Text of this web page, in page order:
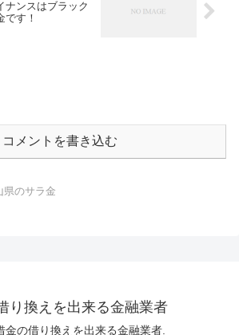
ナンスはブラック
です！
コメントを書き込む
県のサラ金
り換えを出来る金融業者
の借り換えを出来る金融業者.